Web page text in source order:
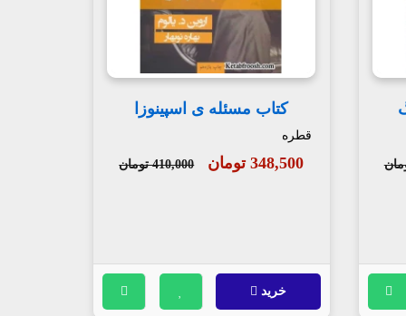
کتاب مسئله ی اسپینوزا
قطره
348,500 تومان 410,000 تومان
خرید